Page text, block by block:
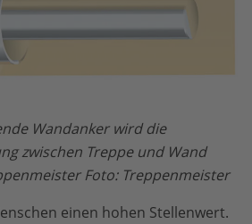
Wandanker wird die
zwischen Treppe und Wand
Foto: Treppenmeister
einen hohen Stellenwert.